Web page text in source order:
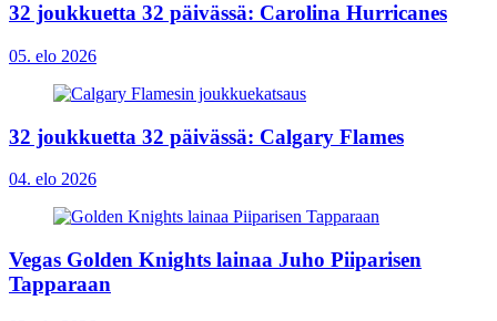
32 joukkuetta 32 päivässä: Carolina Hurricanes
05. elo 2026
32 joukkuetta 32 päivässä: Calgary Flames
04. elo 2026
Vegas Golden Knights lainaa Juho Piiparisen
Tapparaan